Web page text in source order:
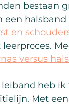
bestaan
een
en
leerproces.
versus
leiband heb
Met